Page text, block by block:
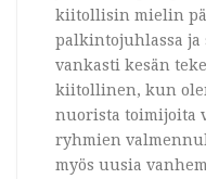
kiitollisin mielin
palkintojuhlassa ja
vankasti kesän
kiitollinen, kun
nuorista toimijoita
ryhmien
myös uusia